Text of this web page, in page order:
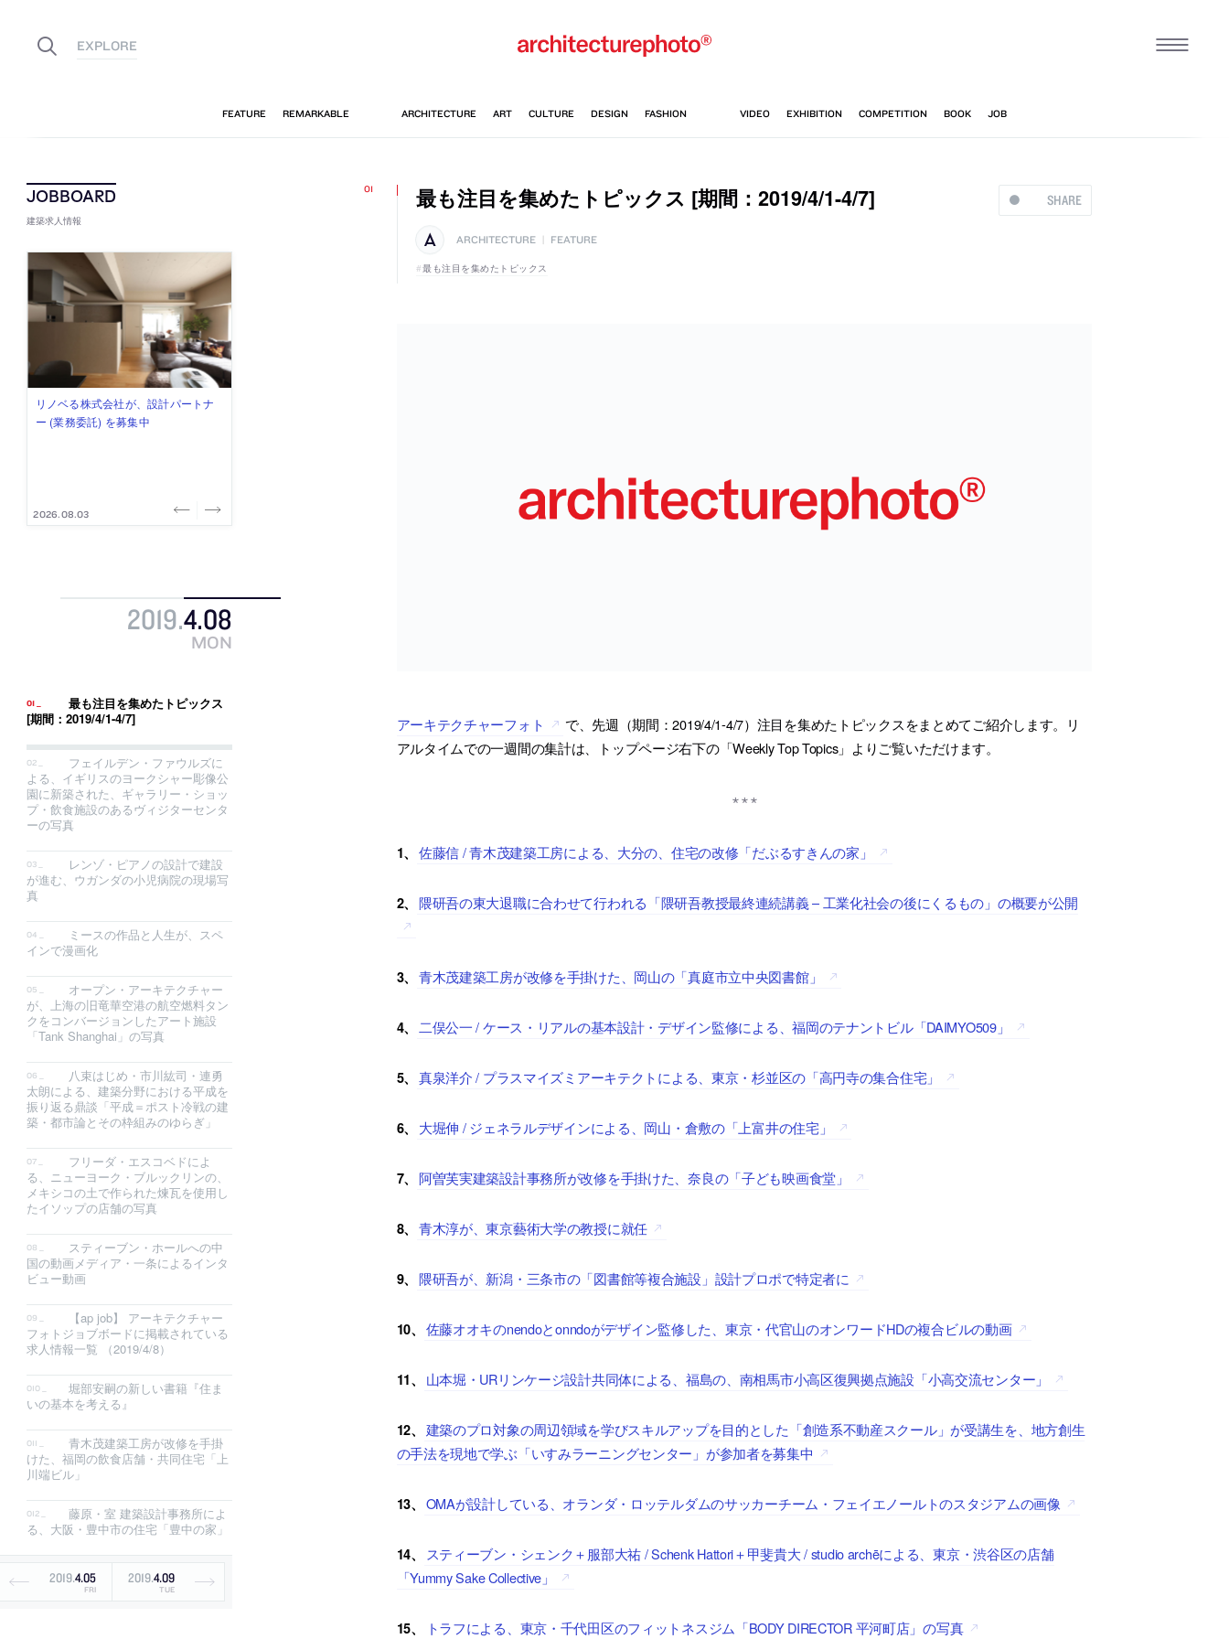
建築求人情報
佐々木慧が主宰する「axonometric株
式会社」が、設計スタッフ（経験
2026.08.07
古民家を軸に全国で“価値循環の仕組
み”を作り、リモートワーク主体の働
2026.08.03
リノベる株式会社が、設計パートナ
ー (業務委託) を募集中
2026.08.03
社会への影響力のある建築を手掛
け、スタッフ同士で助け合う環境づ
2026.07.31
代官山を拠点に活動する「梅澤竜也 /
ALA INC.」が、設計スタッフ・アル
2026.07.30
2019.4.08
MON
最も注目を集めたトピックス
[期間：2019/4/1-4/7]
フェイルデン・ファウルズに
よる、イギリスのヨークシャー彫像公
園に新築された、ギャラリー・ショッ
プ・飲食施設のあるヴィジターセンタ
ーの写真
レンゾ・ピアノの設計で建設
が進む、ウガンダの小児病院の現場写
真
ミースの作品と人生が、スペ
インで漫画化
オープン・アーキテクチャー
が、上海の旧竜華空港の航空燃料タン
クをコンバージョンしたアート施設
「Tank Shanghai」の写真
八束はじめ・市川紘司・連勇
太朗による、建築分野における平成を
振り返る鼎談「平成＝ポスト冷戦の建
築・都市論とその枠組みのゆらぎ」
フリーダ・エスコベドによ
る、ニューヨーク・ブルックリンの、
メキシコの土で作られた煉瓦を使用し
たイソップの店舗の写真
スティーブン・ホールへの中
国の動画メディア・一条によるインタ
ビュー動画
【ap job】 アーキテクチャー
フォトジョブボードに掲載されている
求人情報一覧 （2019/4/8）
堀部安嗣の新しい書籍『住ま
いの基本を考える』
青木茂建築工房が改修を手掛
けた、福岡の飲食店舗・共同住宅「上
川端ビル」
藤原・室 建築設計事務所によ
る、大阪・豊中市の住宅「豊中の家」
2019.4.05
FRI
2019.4.09
TUE
SHARE
最も注目を集めたトピックス [期間：2019/4/1-4/7]
ARCHITECTURE FEATURE
最も注目を集めたトピックス
アーキテクチャーフォト
で、先週（期間：2019/4/1-4/7）注目を集めたトピックスをまとめてご紹介します。リ
アルタイムでの一週間の集計は、トップページ右下の「Weekly Top Topics」よりご覧いただけます。
1、 佐藤信 / 青木茂建築工房による、大分の、住宅の改修「だぶるすきんの家」
2、 隈研吾の東大退職に合わせて行われる「隈研吾教授最終連続講義 – 工業化社会の後にくるもの」の概要が公開
3、 青木茂建築工房が改修を手掛けた、岡山の「真庭市立中央図書館」
4、 二俣公一 / ケース・リアルの基本設計・デザイン監修による、福岡のテナントビル「DAIMYO509」
5、 真泉洋介 / プラスマイズミアーキテクトによる、東京・杉並区の「高円寺の集合住宅」
6、 大堀伸 / ジェネラルデザインによる、岡山・倉敷の「上富井の住宅」
7、 阿曽芙実建築設計事務所が改修を手掛けた、奈良の「子ども映画食堂」
8、 青木淳が、東京藝術大学の教授に就任
9、 隈研吾が、新潟・三条市の「図書館等複合施設」設計プロポで特定者に
10、 佐藤オオキのnendoとonndoがデザイン監修した、東京・代官山のオンワードHDの複合ビルの動画
11、 山本堀・URリンケージ設計共同体による、福島の、南相馬市小高区復興拠点施設「小高交流センター」
12、
建築のプロ対象の周辺領域を学びスキルアップを目的とした「創造系不動産スクール」が受講生を、地方創生
の手法を現地で学ぶ「いすみラーニングセンター」が参加者を募集中
13、 OMAが設計している、オランダ・ロッテルダムのサッカーチーム・フェイエノールトのスタジアムの画像
14、
スティーブン・シェンク＋服部大祐 / Schenk Hattori＋甲斐貴大 / studio archēによる、東京・渋谷区の店舗
「Yummy Sake Collective」
15、 トラフによる、東京・千代田区のフィットネスジム「BODY DIRECTOR 平河町店」の写真